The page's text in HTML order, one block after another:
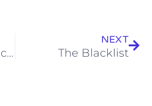
Atenuar las cicatrices
NEXT
The Blacklist